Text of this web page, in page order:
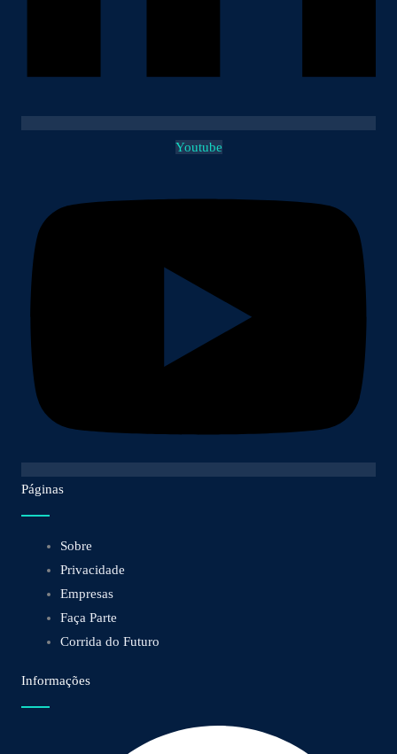
Youtube
Páginas
Sobre
Privacidade
Empresas
Faça Parte
Corrida do Futuro
Informações